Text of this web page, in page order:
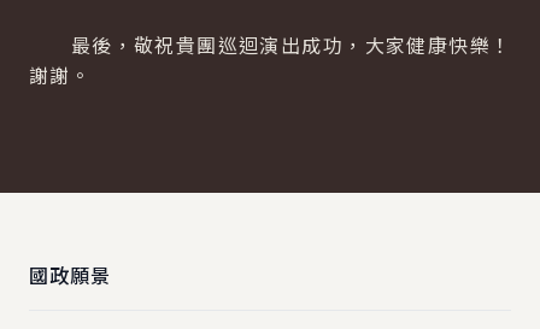
最後，敬祝貴團巡迴演出成功，大家健康快樂！
謝謝。
國政願景